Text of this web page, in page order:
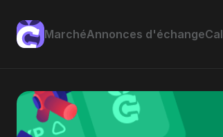
MarchéAnnonces d'échange